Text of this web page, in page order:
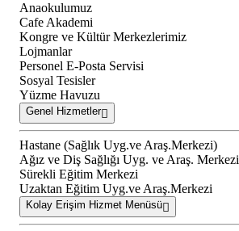
Anaokulumuz
Cafe Akademi
Kongre ve Kültür Merkezlerimiz
Lojmanlar
Personel E-Posta Servisi
Sosyal Tesisler
Yüzme Havuzu
Genel Hizmetler
Hastane (Sağlık Uyg.ve Araş.Merkezi)
Ağız ve Diş Sağlığı Uyg. ve Araş. Merkezi
Sürekli Eğitim Merkezi
Uzaktan Eğitim Uyg.ve Araş.Merkezi
Kolay Erişim Hizmet Menüsü